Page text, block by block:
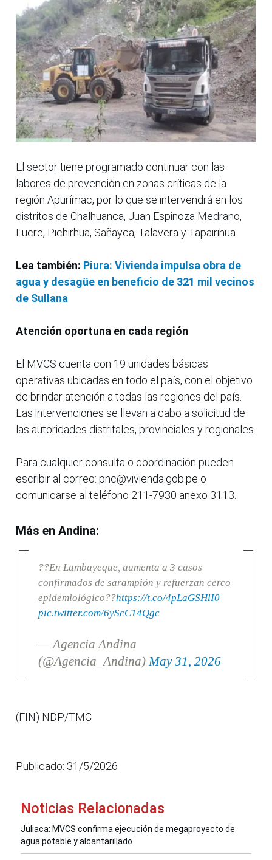
El sector tiene programado continuar con las
labores de prevención en zonas críticas de la
región Apurímac, por lo que se intervendrá en los
distritos de Chalhuanca, Juan Espinoza Medrano,
Lucre, Pichirhua, Sañayca, Talavera y Tapairihua.
Lea también: Piura: Vivienda impulsa obra de
agua y desagüe en beneficio de 321 mil vecinos
de Sullana
Atención oportuna en cada región
El MVCS cuenta con 19 unidades básicas
operativas ubicadas en todo el país, con el objetivo
de brindar atención a todas las regiones del país.
Las intervenciones se llevan a cabo a solicitud de
las autoridades distritales, provinciales y regionales.
Para cualquier consulta o coordinación pueden
escribir al correo: pnc@vivienda.gob.pe o
comunicarse al teléfono 211-7930 anexo 3113.
Más en Andina:
??En Lambayeque, aumenta a 3 casos
confirmados de sarampión y refuerzan cerco
epidemiológico??https://t.co/4pLaGSHlI0
pic.twitter.com/6yScC14Qgc
— Agencia Andina
(@Agencia_Andina)May 31, 2026
(FIN) NDP/TMC
Publicado: 31/5/2026
Noticias Relacionadas
Juliaca: MVCS confirma ejecución de megaproyecto de
agua potable y alcantarillado